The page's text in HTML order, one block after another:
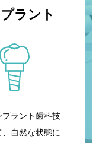
ラント
プラント歯科技
自然な状態に